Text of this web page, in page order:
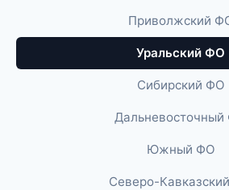
Приволжский
Уральский ФО
Сибирский ФО
Южный ФО
Северо-